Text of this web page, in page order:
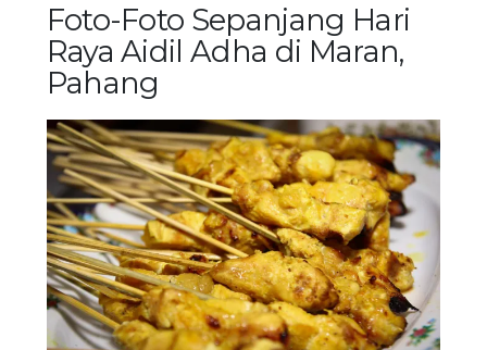
Foto-Foto Sepanjang Hari
Raya Aidil Adha di Maran,
Pahang